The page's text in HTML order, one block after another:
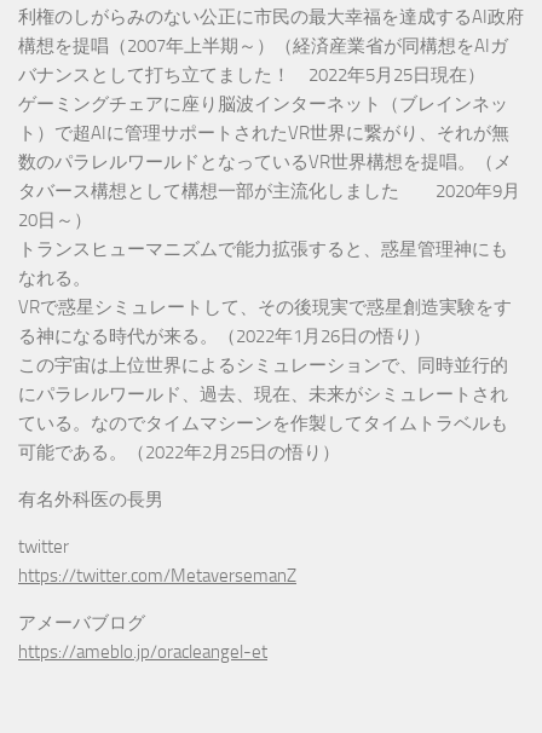
利権のしがらみのない公正に市民の最大幸福を達成するAI政府
構想を提唱（2007年上半期～）（経済産業省が同構想をAIガ
バナンスとして打ち立てました！ 2022年5月25日現在）
ゲーミングチェアに座り脳波インターネット（ブレインネッ
ト）で超AIに管理サポートされたVR世界に繋がり、それが無
数のパラレルワールドとなっているVR世界構想を提唱。（メ
タバース構想として構想一部が主流化しました 2020年9月
20日～）
トランスヒューマニズムで能力拡張すると、惑星管理神にも
なれる。
VRで惑星シミュレートして、その後現実で惑星創造実験をす
る神になる時代が来る。（2022年1月26日の悟り）
この宇宙は上位世界によるシミュレーションで、同時並行的
にパラレルワールド、過去、現在、未来がシミュレートされ
ている。なのでタイムマシーンを作製してタイムトラベルも
可能である。（2022年2月25日の悟り）
有名外科医の長男
twitter
https://twitter.com/MetaversemanZ
アメーバブログ
https://ameblo.jp/oracleangel-et